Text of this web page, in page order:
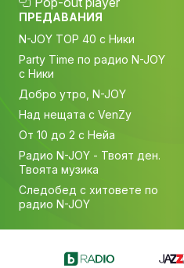
ПРЕДАВАНИЯ
N-JOY TOP 40 с Ники
Party Time по радио N-JOY
с Ники
Добро утро, N-JOY
Над нещата с VenZy
От 10 до 2 с Нейа
Радио N-JOY - Твоят ден.
Твоята музика
Следобед с хитовете по
радио N-JOY